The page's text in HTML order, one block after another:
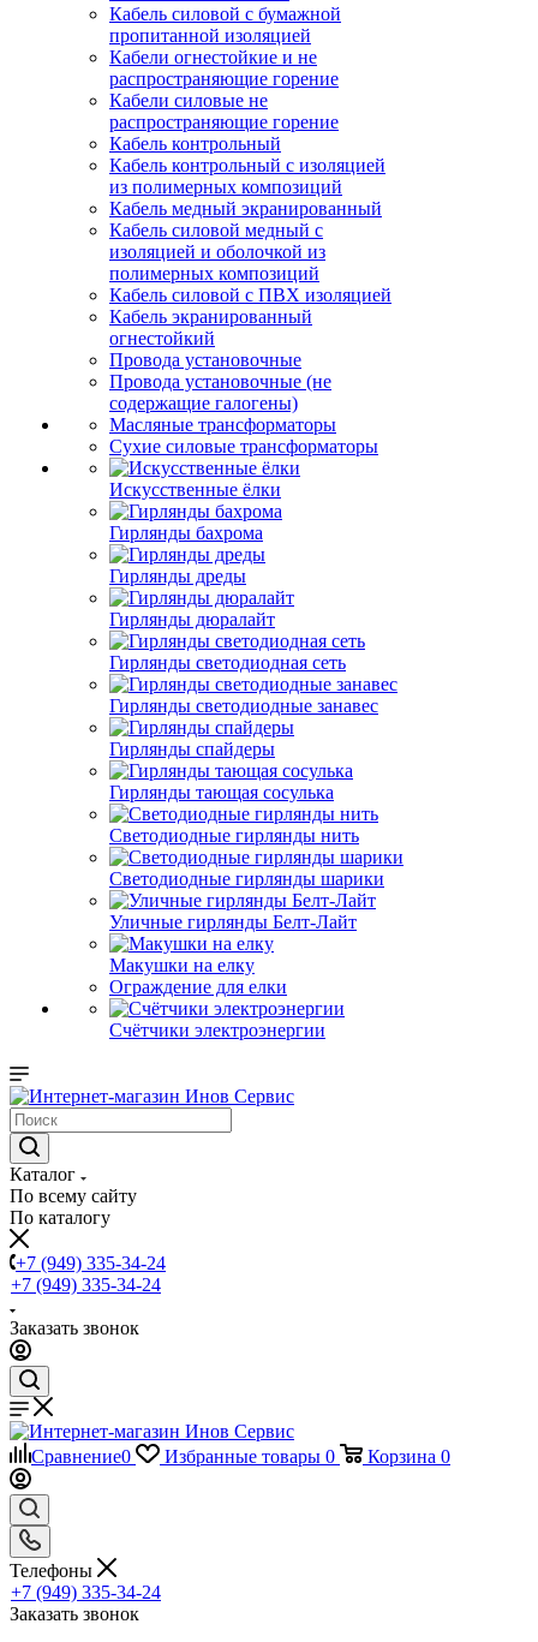
Кабель силовой с бумажной
пропитанной изоляцией
Кабели огнестойкие и не
распространяющие горение
Кабели силовые не
распространяющие горение
Кабель контрольный
Кабель контрольный с изоляцией
из полимерных композиций
Кабель медный экранированный
Кабель силовой медный с
изоляцией и оболочкой из
полимерных композиций
Кабель силовой с ПВХ изоляцией
Кабель экранированный
огнестойкий
Провода установочные
Провода установочные (не
содержащие галогены)
Масляные трансформаторы
Сухие силовые трансформаторы
Искусственные ёлки
Гирлянды бахрома
Гирлянды дреды
Гирлянды дюралайт
Гирлянды светодиодная сеть
Гирлянды светодиодные занавес
Гирлянды спайдеры
Гирлянды тающая сосулька
Светодиодные гирлянды нить
Светодиодные гирлянды шарики
Уличные гирлянды Белт-Лайт
Макушки на елку
Ограждение для елки
Счётчики электроэнергии
Каталог
По всему сайту
По каталогу
+7 (949) 335-34-24
+7 (949) 335-34-24
Заказать звонок
Сравнение0 Избранные товары 0 Корзина 0
Телефоны
+7 (949) 335-34-24
Заказать звонок